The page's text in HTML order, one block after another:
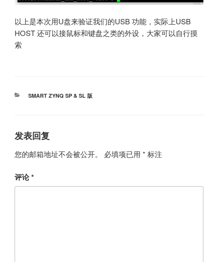
以上是本次用U盘来验证我们的USB 功能，实际上USB
HOST 还可以接鼠标和键盘之类的外设，大家可以自行摸
索
分
SMART ZYNQ SP & SL 版
发表回复
您的邮箱地址不会被公开。 必填项已用 * 标注
评论*